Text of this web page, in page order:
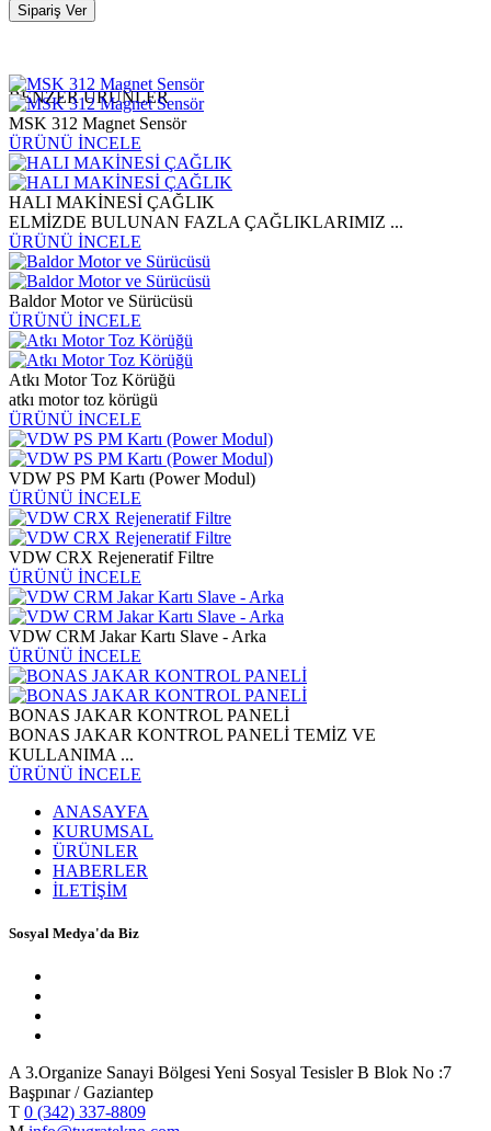
Sipariş Ver
BENZER ÜRÜNLER
MSK 312 Magnet Sensör
ÜRÜNÜ İNCELE
HALI MAKİNESİ ÇAĞLIK
ELMİZDE BULUNAN FAZLA ÇAĞLIKLARIMIZ ...
ÜRÜNÜ İNCELE
Baldor Motor ve Sürücüsü
ÜRÜNÜ İNCELE
Atkı Motor Toz Körüğü
atkı motor toz körügü
ÜRÜNÜ İNCELE
VDW PS PM Kartı (Power Modul)
ÜRÜNÜ İNCELE
VDW CRX Rejeneratif Filtre
ÜRÜNÜ İNCELE
VDW CRM Jakar Kartı Slave - Arka
ÜRÜNÜ İNCELE
BONAS JAKAR KONTROL PANELİ
BONAS JAKAR KONTROL PANELİ TEMİZ VE
KULLANIMA ...
ÜRÜNÜ İNCELE
ANASAYFA
KURUMSAL
ÜRÜNLER
HABERLER
İLETİŞİM
Sosyal Medya'da Biz
A 3.Organize Sanayi Bölgesi Yeni Sosyal Tesisler B Blok No :7
Başpınar / Gaziantep
T 0 (342) 337-8809